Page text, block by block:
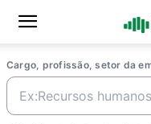
Cargo, profissão, setor da